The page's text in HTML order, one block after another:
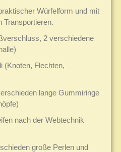
Würfelform und mit
Transportieren.
2 verschiedene
(Knoten, Flechten,
lange Gummiringe
nach der Webtechnik
große Perlen und